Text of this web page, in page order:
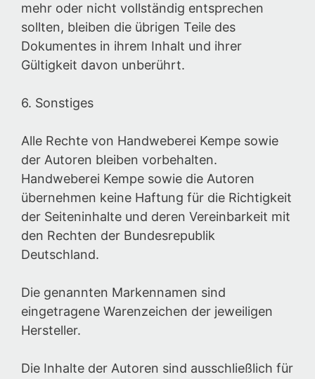
mehr oder nicht vollständig entsprechen
sollten, bleiben die übrigen Teile des
Dokumentes in ihrem Inhalt und ihrer
Gültigkeit davon unberührt.
6. Sonstiges
Alle Rechte von Handweberei Kempe sowie
der Autoren bleiben vorbehalten.
Handweberei Kempe sowie die Autoren
übernehmen keine Haftung für die Richtigkeit
der Seiteninhalte und deren Vereinbarkeit mit
den Rechten der Bundesrepublik
Deutschland.
Die genannten Markennamen sind
eingetragene Warenzeichen der jeweiligen
Hersteller.
Die Inhalte der Autoren sind ausschließlich für